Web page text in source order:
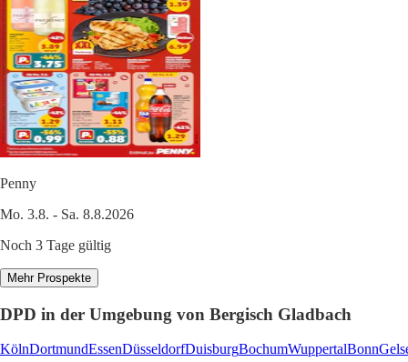
Penny
Mo. 3.8. - Sa. 8.8.2026
Noch 3 Tage gültig
Mehr Prospekte
DPD in der Umgebung von Bergisch Gladbach
KölnDortmundEssenDüsseldorfDuisburgBochumWuppertalBonn